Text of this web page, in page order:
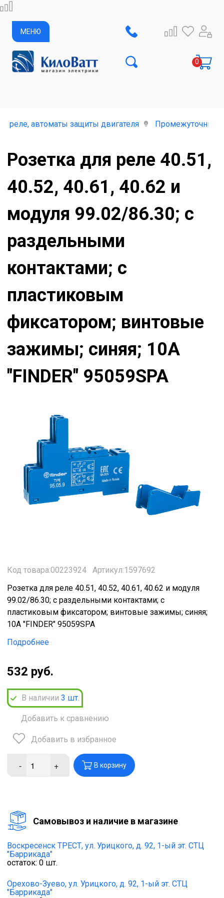
МЕНЮ
реле, автоматы защиты двигателя Промежуточные
Розетка для реле 40.51,
40.52, 40.61, 40.62 и
модуля 99.02/86.30; с
раздельными
контактами; с
пластиковым
фиксатором; винтовые
зажимы; синяя; 10А
"FINDER" 95059SPA
Код товара:00223924
Артикул:1597692
Розетка для реле 40.51, 40.52, 40.61, 40.62 и модуля
99.02/86.30; с раздельными контактами; с
пластиковым фиксатором; винтовые зажимы; синяя;
10А "FINDER" 95059SPA
Подробнее
532 руб.
В наличии 3 шт.
Добавить к сравнению
Добавить в избранное
- + В корзину
Cамовывоз и наличие в магазине
Воскресенск ТРЕСТ, ул. Урицкого, д. 92, 1-ый эт. СТЦ
"Баррикада"
остаток: 0 шт.
Орехово-Зуево, ул. Урицкого, д. 92, 1-ый эт. СТЦ
"Баррикада"